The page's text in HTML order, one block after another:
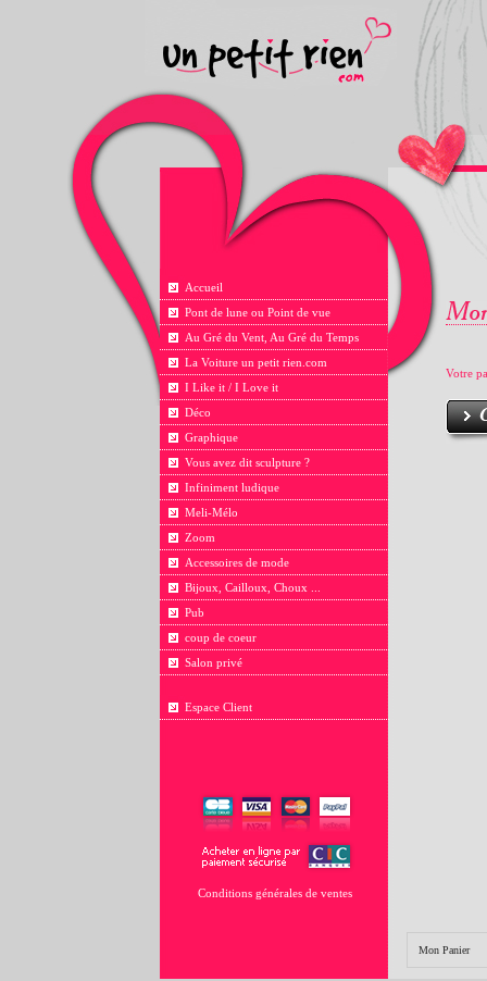
Accueil
Pont de lune ou Point de vue
Au Gré du Vent, Au Gré du Temps
La Voiture un petit rien.com
I Like it / I Love it
Déco
Graphique
Vous avez dit sculpture ?
Infiniment ludique
Meli-Mélo
Zoom
Accessoires de mode
Bijoux, Cailloux, Choux ...
Pub
coup de coeur
Salon privé
Espace Client
Conditions générales de ventes
Votre
Mon Panier